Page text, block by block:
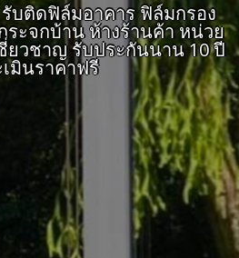
บติดฟิล์มอาคาร ฟิล์มกรอง
ระจกบ้าน ห้างร้านค้า หน่วย
ยวชาญ รับประกันนาน 10 ปี
มินราคาฟรี